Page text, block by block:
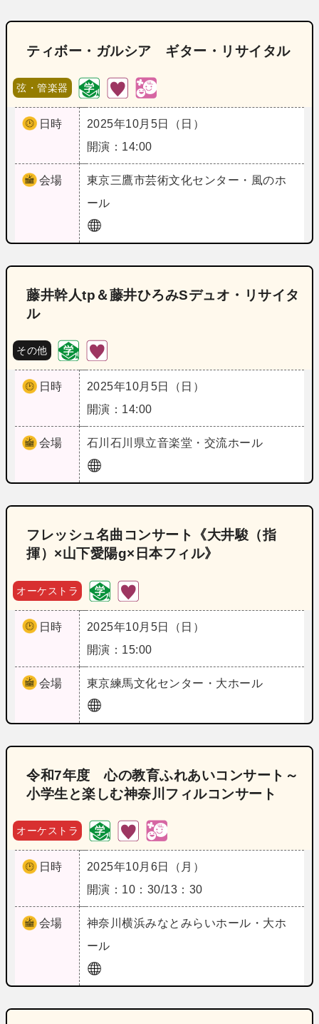
ティボー・ガルシア ギター・リサイタル
弦・管楽器
日時
2025年10月5日（日）
開演：14:00
会場 東京三鷹市芸術文化センター・風のホ
ール
藤井幹人tp＆藤井ひろみSデュオ・リサイタ
ル
その他
日時
2025年10月5日（日）
開演：14:00
会場 石川 石川県立音楽堂・交流ホール
フレッシュ名曲コンサート《大井駿（指
揮）×山下愛陽g×日本フィル》
オーケストラ
日時
2025年10月5日（日）
開演：15:00
会場 東京練馬文化センター・大ホール
令和7年度 心の教育ふれあいコンサート～
小学生と楽しむ神奈川フィルコンサート
オーケストラ
日時
2025年10月6日（月）
開演：10：30/13：30
会場 神奈川横浜みなとみらいホール・大ホ
ール